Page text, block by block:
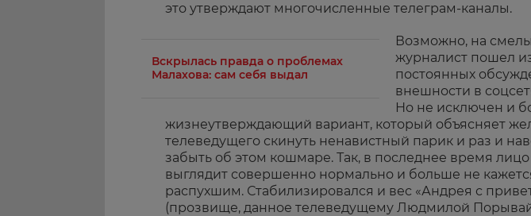
это утверждают многочисленные телеграм-каналы.
Вскрылась правда о проблемах
Малахова: сам себя выдал
Возможно, на
журналист пошел
постоянных
внешности в
Но не исключен и
жизнеутверждающий вариант, который объясняет
телеведущего скинуть ненавистный парик и раз и
забыть об этом кошмаре. Так, в последнее время
выглядит совершенно нормально и больше не
распухшим. Стабилизировался и вес «Андрея с
(прозвище, данное телеведущему Людмилой